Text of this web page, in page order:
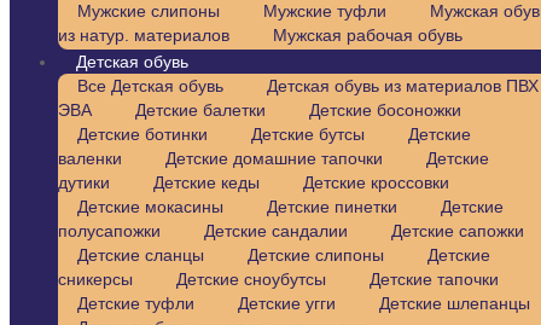
Мужские слипоны
Мужские туфли
Мужская
из натур. материалов
Мужская рабочая обувь
Детская обувь
Все Детская обувь
Детская обувь из материалов
ЭВА
Детские балетки
Детские босоножки
Детские ботинки
Детские бутсы
Детские
валенки
Детские домашние тапочки
Детские
дутики
Детские кеды
Детские кроссовки
Детские мокасины
Детские пинетки
Детские
полусапожки
Детские сандалии
Детские сапожки
Детские сланцы
Детские слипоны
Детские
сникерсы
Детские сноубутсы
Детские тапочки
Детские туфли
Детские угги
Детские шлепанцы